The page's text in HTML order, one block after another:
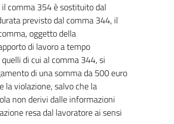
il comma 354 è sostituito dal
previsto dal comma 344, il
oggetto della
di lavoro a tempo
di cui al comma 344, si
di una somma da 500 euro
la violazione, salvo che la
non derivi dalle informazioni
resa dal lavoratore ai sensi